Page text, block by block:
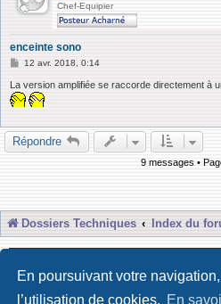
En poursuivant votre
l’utilisation de cookies. En
Chef-Equipier
enceinte sono
M
s
s
a
e
12 avr. 2018, 0:14
La version amplifiée se raccorde directement à
Répondre
9 messages •
Dossiers Techniques Index du